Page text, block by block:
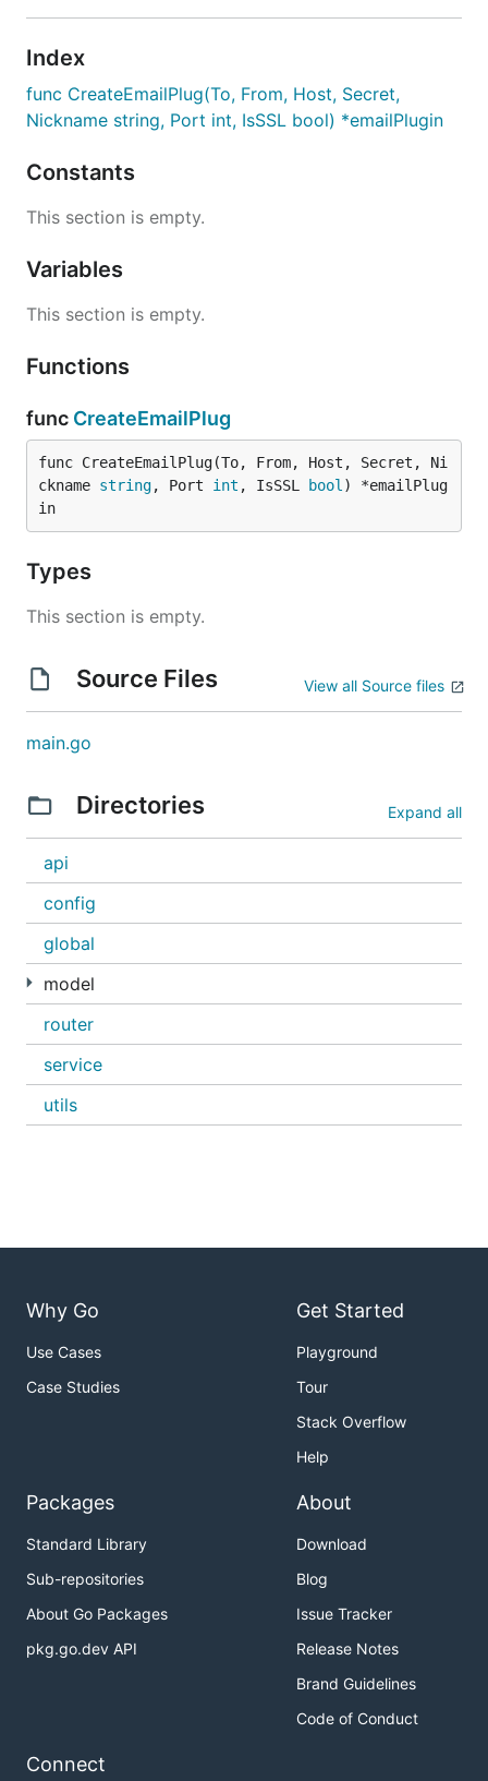
	global.GVA_CONFIG.Email.Secret,
	global.GVA_CONFIG.Email.Nickname,
	global.GVA_CONFIG.Email.Port,
	))
同样也可以再传入时写死
PluginInit(PrivateGroup, email.CreateEmailPlug(
"smtp.qq.com",
"登录密钥",
true,
2. 配置说明
2-1 全局配置结构体说明
//其中 Form 和 Secret 通常来说就是用户名和密码
type Email struct {
Host     string  // 服务器地址 例如 smtp.qq.com
Secret   string  // 密钥    用于登录的密钥 最好不
Port     int     // 端口     请前往QQ或者你要发邮
2-2 入参结构说明
//其中 Form 和 Secret 通常来说就是用户名和密码
type Email struct {
    Subject string `json:"subject"` // 邮件标题
3. 方法API
4. 可直接调用的接口
测试接口： /email/emailTest [post] 已配置swagger
发送邮件接口接口： /email/emailSend [post] 已配置
type Email struct {
    Subject string `json:"subject"` // 邮件标题
    Body    string `json:"body"`    // 邮件内容
Index
func CreateEmailPlug(To, From, Host, Secret,
Nickname string, Port int, IsSSL bool) *emailPlugin
Constants
This section is empty.
Variables
This section is empty.
Functions
func CreateEmailPlug
func CreateEmailPlug(To, From, Host, Secret, Ni
ckname string, Port int , IsSSL bool ) *emailPlug
in
Types
This section is empty.
Source Files View all Source files
main.go
Directories Expand all
api
config
global
model
router
service
utils
Why Go
Use Cases
Case Studies
Get Started
Playground
Tour
Stack Overflow
Help
Packages
Standard Library
Sub-repositories
About Go Packages
pkg.go.dev API
About
Download
Blog
Issue Tracker
Release Notes
Brand Guidelines
Code of Conduct
Connect